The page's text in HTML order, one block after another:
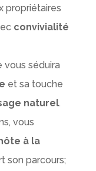
propriétaires
convivialité
vous séduira
et sa touche
naturel.
vous
à la
son parcours;